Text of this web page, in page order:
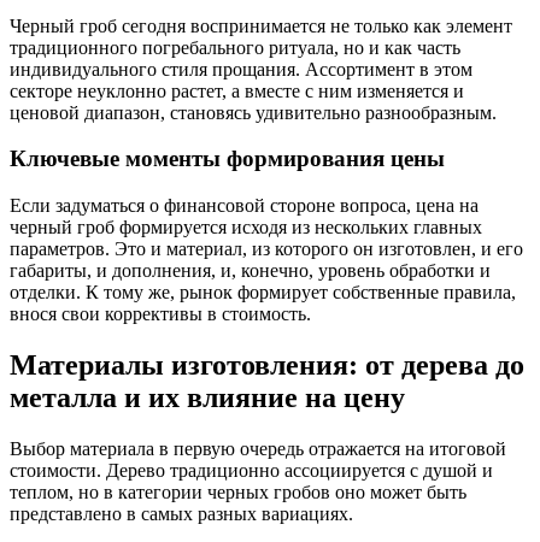
Черный гроб сегодня воспринимается не только как элемент
традиционного погребального ритуала, но и как часть
индивидуального стиля прощания. Ассортимент в этом
секторе неуклонно растет, а вместе с ним изменяется и
ценовой диапазон, становясь удивительно разнообразным.
Ключевые моменты формирования цены
Если задуматься о финансовой стороне вопроса, цена на
черный гроб формируется исходя из нескольких главных
параметров. Это и материал, из которого он изготовлен, и его
габариты, и дополнения, и, конечно, уровень обработки и
отделки. К тому же, рынок формирует собственные правила,
внося свои коррективы в стоимость.
Материалы изготовления: от дерева до
металла и их влияние на цену
Выбор материала в первую очередь отражается на итоговой
стоимости. Дерево традиционно ассоциируется с душой и
теплом, но в категории черных гробов оно может быть
представлено в самых разных вариациях.